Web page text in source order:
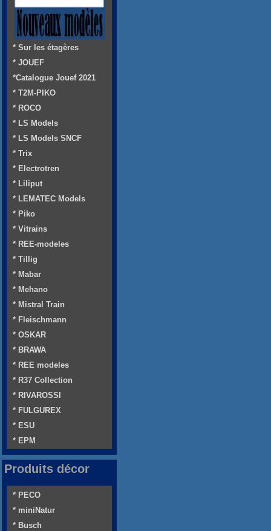
* Sur les étagères
* JOUEF
*Catalogue Jouef 2021
* T2M-PIKO
* ROCO
* LS Models
* LS Models SNCF
* Trix
* Electrotren
* Liliput
* LEMATEC Models
* Piko
* Vitrains
* REE-modeles
* Tillig
* Mabar
* Mehano
* Mistral Train
* Fleischmann
* OSKAR
* BRAWA
* REE modeles
* R37 Collection
* RIVAROSSI
* FULGUREX
* ESU
* EPM
Produits décor
* PECO
* miniNatur
* Busch